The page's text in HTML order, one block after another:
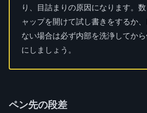
り、目詰まりの原因になります。
ャップを開けて試し書きをするか
ない場合は必ず内部を洗浄してか
にしましょう。
ペン先の段差